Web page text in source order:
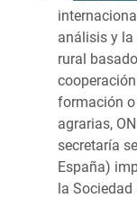
análisis y
rural
formación
agrarias,
secretaría
España)
la Sociedad